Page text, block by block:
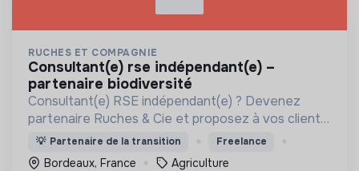
RUCHES ET COMPAGNIE
consultant(e) rse indépendant(e) –
partenaire biodiversité
Consultant(e) RSE indépendant(e) ? Devenez
partenaire Ruches & Cie et proposez à vos clients
des solutions concrètes de biodiversité et
d'engagement des collaborateurs.
💡 Partenaire de la transition Freelance
Bordeaux, France Agriculture